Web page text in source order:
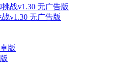
v1.30 无广告版